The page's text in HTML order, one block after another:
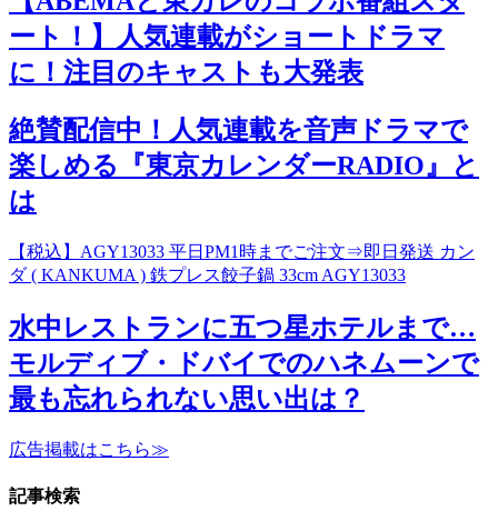
ート！】人気連載がショートドラマ
に！注目のキャストも大発表
絶賛配信中！人気連載を音声ドラマで
楽しめる『東京カレンダーRADIO』と
は
【税込】AGY13033 平日PM1時までご注文⇒即日発送 カン
ダ ( KANKUMA ) 鉄プレス餃子鍋 33cm AGY13033
水中レストランに五つ星ホテルまで…
モルディブ・ドバイでのハネムーンで
最も忘れられない思い出は？
広告掲載はこちら≫
記事検索